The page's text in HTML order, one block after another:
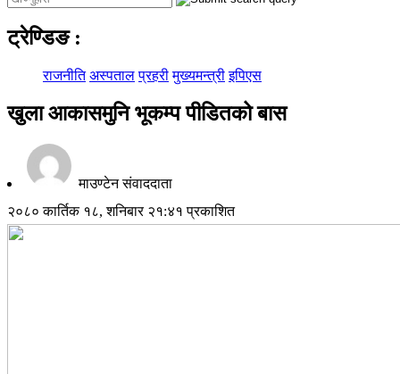
ट्रेण्डिङ :
राजनीति अस्पताल प्रहरी मुख्यमन्त्री इपिएस
खुला आकासमुनि भूकम्प पीडितको बास
माउण्टेन संवाददाता
२०८० कार्तिक १८, शनिबार २१:४१ प्रकाशित